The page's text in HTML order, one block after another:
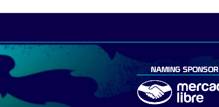
NAMING SPONSOR